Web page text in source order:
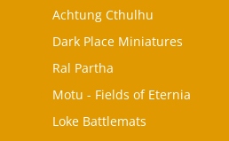
Achtung Cthulhu
Dark Place Miniatures
Ral Partha
Motu - Fields of Eternia
Loke Battlemats